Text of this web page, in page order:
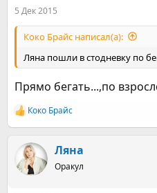
5 Дек 2015
Коко Брайс написал(а):
Ляна пошли в стодневку по
Прямо бегать...,по
Р
е
и
Коко Брайс
Ляна
Оракул